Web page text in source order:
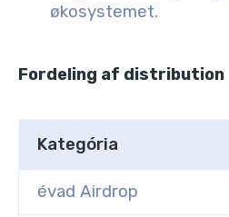
økosystemet.
Fordeling af distribution
Kategória
évad Airdrop